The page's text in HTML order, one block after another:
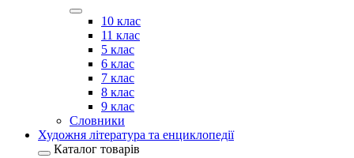
10 клас
11 клас
5 клас
6 клас
7 клас
8 клас
9 клас
Словники
Художня література та енциклопедії
Каталог товарів